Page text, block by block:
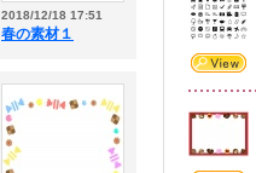
2018/12/18 17:51
春の素材１